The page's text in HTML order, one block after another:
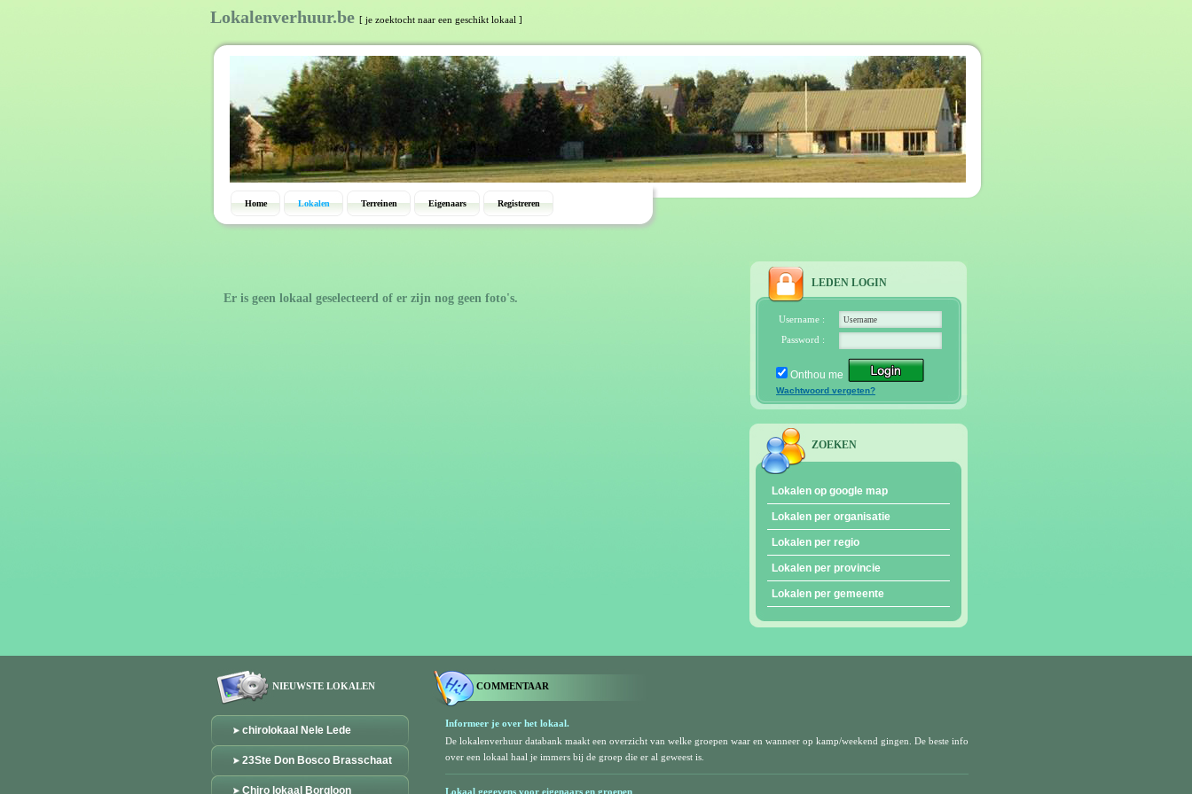
Lokalenverhuur.be [ je zoektocht naar een geschikt lokaal ]
Home Lokalen Terreinen Eigenaars Registreren
Er is geen lokaal geselecteerd of er zijn nog geen foto's.
LEDEN LOGIN
Username :
Password :
Onthou me
Wachtwoord vergeten?
ZOEKEN
Lokalen op google map
Lokalen per organisatie
Lokalen per regio
Lokalen per provincie
Lokalen per gemeente
NIEUWSTE LOKALEN
chirolokaal Nele Lede
23Ste Don Bosco Brasschaat
Chiro lokaal Borgloon
COMMENTAAR
Informeer je over het lokaal.
De lokalenverhuur databank maakt een overzicht van welke groepen waar en wanneer op kamp/weekend gingen. De beste info
over een lokaal haal je immers bij de groep die er al geweest is.
Lokaal gegevens voor eigenaars en groepen